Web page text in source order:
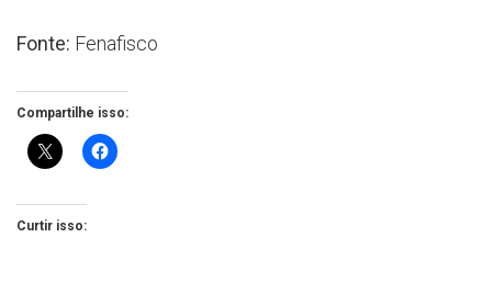
Fonte: Fenafisco
Compartilhe isso:
Curtir isso: